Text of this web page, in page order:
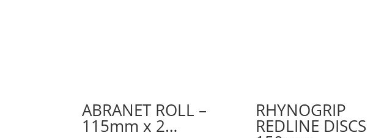
ABRANET ROLL –
115mm x 2…
RHYNOGRIP
REDLINE DISCS